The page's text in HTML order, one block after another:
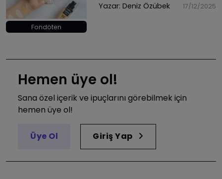
Fondöten
Yazar: Deniz Özübek 17/12/2025
Hemen üye ol!
Sana özel içerik ve ipuçlarını görebilmek için
hemen üye ol!
Üye Ol Giriş Yap